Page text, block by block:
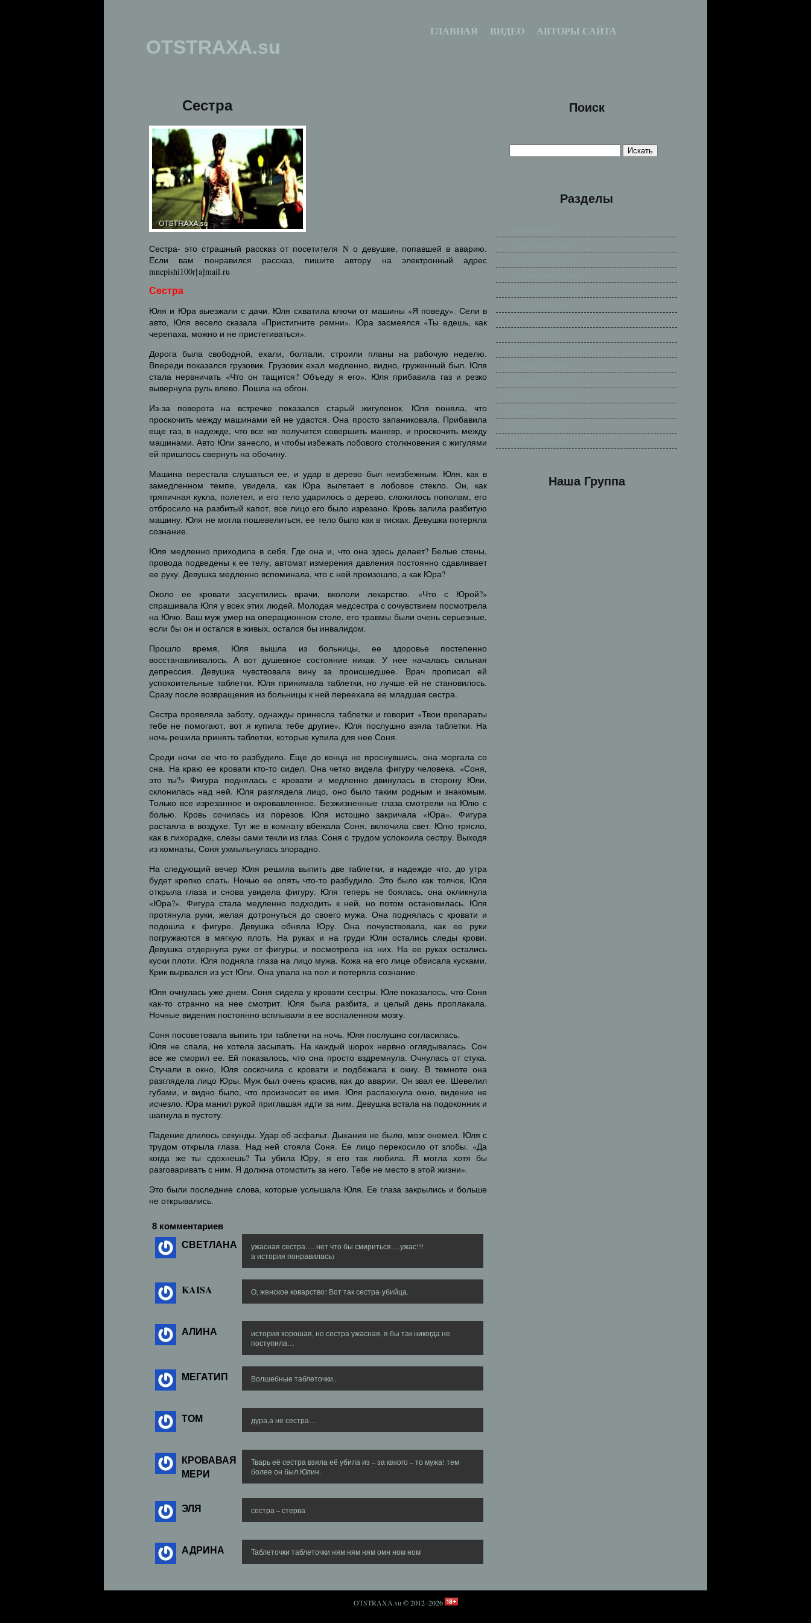
OTSTRAXA.su
ГЛАВНАЯ ВИДЕО АВТОРЫ САЙТА
Сестра
Сестра- это страшный рассказ от посетителя N о девушке, попавшей в аварию.
Если вам понравился рассказ, пишите автору на электронный адрес
mnepishi100r[a]mail.ru
Сестра
Юля и Юра выезжали с дачи. Юля схватила ключи от машины «Я поведу». Сели в
авто, Юля весело сказала «Пристигните ремни». Юра засмеялся «Ты едешь, как
черепаха, можно и не пристегиваться».
Дорога была свободной, ехали, болтали, строили планы на рабочую неделю.
Впереди показался грузовик. Грузовик ехал медленно, видно, груженный был. Юля
стала нервничать «Что он тащится? Объеду я его». Юля прибавила газ и резко
вывернула руль влево. Пошла на обгон.
Из-за поворота на встречке показался старый жигуленок. Юля поняла, что
проскочить между машинами ей не удастся. Она просто запаниковала. Прибавила
еще газ, в надежде, что все же получится совершить маневр, и проскочить между
машинами. Авто Юли занесло, и чтобы избежать лобового столкновения с жигулями
ей пришлось свернуть на обочину.
Машина перестала слушаться ее, и удар в дерево был неизбежным. Юля, как в
замедленном темпе, увидела, как Юра вылетает в лобовое стекло. Он, как
тряпичная кукла, полетел, и его тело ударилось о дерево, сложилось пополам, его
отбросило на разбитый капот, все лицо его было изрезано. Кровь залила разбитую
машину. Юля не могла пошевелиться, ее тело было как в тисках. Девушка потеряла
сознание.
Юля медленно приходила в себя. Где она и, что она здесь делает? Белые стены,
провода подведены к ее телу, автомат измерения давления постоянно сдавливает
ее руку. Девушка медленно вспоминала, что с ней произошло, а как Юра?
Около ее кровати засуетились врачи, вкололи лекарство. «Что с Юрой?»
спрашивала Юля у всех этих людей. Молодая медсестра с сочувствием посмотрела
на Юлю. Ваш муж умер на операционном столе, его травмы были очень серьезные,
если бы он и остался в живых, остался бы инвалидом.
Прошло время, Юля вышла из больницы, ее здоровье постепенно
восстанавливалось. А вот душевное состояние никак. У нее началась сильная
депрессия. Девушка чувствовала вину за происшедшее. Врач прописал ей
успокоительные таблетки. Юля принимала таблетки, но лучше ей не становилось.
Сразу после возвращения из больницы к ней переехала ее младшая сестра.
Сестра проявляла заботу, однажды принесла таблетки и говорит «Твои препараты
тебе не помогают, вот я купила тебе другие». Юля послушно взяла таблетки. На
ночь решила принять таблетки, которые купила для нее Соня.
Среди ночи ее что-то разбудило. Еще до конца не проснувшись, она моргала со
сна. На краю ее кровати кто-то сидел. Она четко видела фигуру человека. «Соня,
это ты?» Фигура поднялась с кровати и медленно двинулась в сторону Юли,
склонилась над ней. Юля разглядела лицо, оно было таким родным и знакомым.
Только все изрезанное и окровавленное. Безжизненные глаза смотрели на Юлю с
болью. Кровь сочилась из порезов. Юля истошно закричала «Юра». Фигура
растаяла в воздухе. Тут же в комнату вбежала Соня, включила свет. Юлю трясло,
как в лихорадке, слезы сами текли из глаз. Соня с трудом успокоила сестру. Выходя
из комнаты, Соня ухмыльнулась злорадно.
На следующий вечер Юля решила выпить две таблетки, в надежде что, до утра
будет крепко спать. Ночью ее опять что-то разбудило. Это было как толчок, Юля
открыла глаза и снова увидела фигуру. Юля теперь не боялась, она окликнула
«Юра?». Фигура стала медленно подходить к ней, но потом остановилась. Юля
протянула руки, желая дотронуться до своего мужа. Она поднялась с кровати и
подошла к фигуре. Девушка обняла Юру. Она почувствовала, как ее руки
погружаются в мягкую плоть. На руках и на груди Юли остались следы крови.
Девушка отдернула руки от фигуры, и посмотрела на них. На ее руках остались
куски плоти. Юля подняла глаза на лицо мужа. Кожа на его лице обвисала кусками.
Крик вырвался из уст Юли. Она упала на пол и потеряла сознание.
Юля очнулась уже днем. Соня сидела у кровати сестры. Юле показалось, что Соня
как-то странно на нее смотрит. Юля была разбита, и целый день проплакала.
Ночные видения постоянно всплывали в ее воспаленном мозгу.
Соня посоветовала выпить три таблетки на ночь. Юля послушно согласилась.
Юля не спала, не хотела засыпать. На каждый шорох нервно оглядывалась. Сон
все же сморил ее. Ей показалось, что она просто вздремнула. Очнулась от стука.
Стучали в окно, Юля соскочила с кровати и подбежала к окну. В темноте она
разглядела лицо Юры. Муж был очень красив, как до аварии. Он звал ее. Шевелил
губами, и видно было, что произносит ее имя. Юля распахнула окно, видение не
исчезло. Юра манил рукой приглашая идти за ним. Девушка встала на подоконник и
шагнула в пустоту.
Падение длилось секунды. Удар об асфальт. Дыхания не было, мозг онемел. Юля с
трудом открыла глаза. Над ней стояла Соня. Ее лицо перекосило от злобы. «Да
когда же ты сдохнешь? Ты убила Юру, я его так любила. Я могла хотя бы
разговаривать с ним. Я должна отомстить за него. Тебе не место в этой жизни».
Это были последние слова, которые услышала Юля. Ее глаза закрылись и больше
не открывались.
8 комментариев
СВЕТЛАНА
ужасная сестра…. нет что бы смириться….ужас!!!
а история понравилась)
KAISA О, женское коварство! Вот так сестра-убийца.
АЛИНА
история хорошая, но сестра ужасная, я бы так никогда не
поступила…
МЕГАТИП Волшебные таблеточки..
ТОМ дура,а не сестра…
КРОВАВАЯ
МЕРИ
Тварь её сестра взяла её убила из – за какого – то мужа! тем
более он был Юлин.
ЭЛЯ сестра – стерва
АДРИНА Таблеточки таблеточки ням ням ням омн ном ном
Поиск
Разделы
Наша Группа
OTSTRAXA.su© 2012–2026